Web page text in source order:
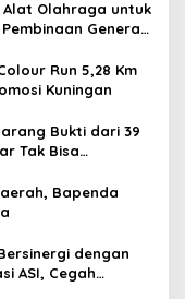
Alat Olahraga untuk
Generasi
Run 5,28 Km
Kuningan
Bukti dari 39
Tak Bisa
Bapenda
dengan
ASI, Cegah